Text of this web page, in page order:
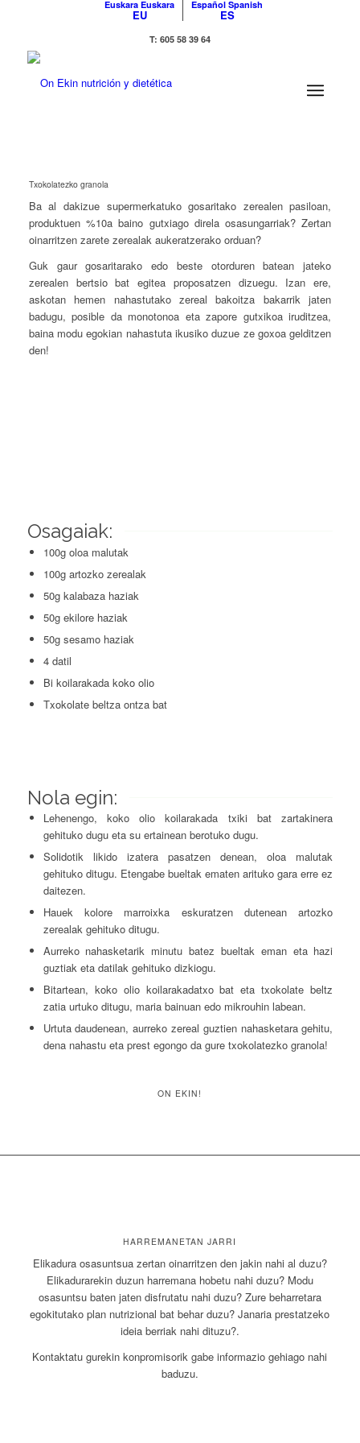
Euskara Euskara
EU
Español Spanish
ES
T: 605 58 39 64
Txokolatezko granola
Ba al dakizue supermerkatuko gosaritako zerealen pasiloan,
produktuen %10a baino gutxiago direla osasungarriak? Zertan
oinarritzen zarete zerealak aukeratzerako orduan?
Guk gaur gosaritarako edo beste otorduren batean jateko
zerealen bertsio bat egitea proposatzen dizuegu. Izan ere,
askotan hemen nahastutako zereal bakoitza bakarrik jaten
badugu, posible da monotonoa eta zapore gutxikoa iruditzea,
baina modu egokian nahastuta ikusiko duzue ze goxoa gelditzen
den!
Osagaiak:
100g oloa malutak
100g artozko zerealak
50g kalabaza haziak
50g ekilore haziak
50g sesamo haziak
4 datil
Bi koilarakada koko olio
Txokolate beltza ontza bat
Nola egin:
Lehenengo, koko olio koilarakada txiki bat zartakinera
gehituko dugu eta su ertainean berotuko dugu.
Solidotik likido izatera pasatzen denean, oloa malutak
gehituko ditugu. Etengabe bueltak ematen arituko gara erre ez
daitezen.
Hauek kolore marroixka eskuratzen dutenean artozko
zerealak gehituko ditugu.
Aurreko nahasketarik minutu batez bueltak eman eta hazi
guztiak eta datilak gehituko dizkiogu.
Bitartean, koko olio koilarakadatxo bat eta txokolate beltz
zatia urtuko ditugu, maria bainuan edo mikrouhin labean.
Urtuta daudenean, aurreko zereal guztien nahasketara gehitu,
dena nahastu eta prest egongo da gure txokolatezko granola!
ON EKIN!
HARREMANETAN JARRI
Elikadura osasuntsua zertan oinarritzen den jakin nahi al duzu?
Elikadurarekin duzun harremana hobetu nahi duzu? Modu
osasuntsu baten jaten disfrutatu nahi duzu? Zure beharretara
egokitutako plan nutrizional bat behar duzu? Janaria prestatzeko
ideia berriak nahi dituzu?.
Kontaktatu gurekin konpromisorik gabe informazio gehiago nahi
baduzu.